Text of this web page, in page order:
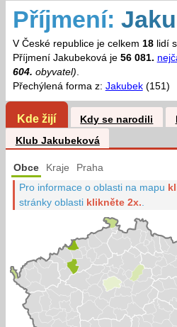
Příjmení:
V České republice je celkem 18lidí s
Příjmení Jakubeková je 56 081.
604. obyvatel).
Přechýlená forma z: Jakubek(151)
Kde žijí Kdy se narodili
Klub Jakubeková
Obce Kraje Praha
Pro informace o oblasti na mapu
stránky oblasti klikněte 2x.